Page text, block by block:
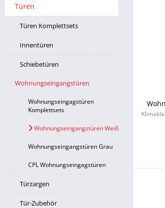
Türen
Türen Komplettsets
Innentüren
Schiebetüren
Wohnungseingangstüren
Wohnungseingagstüren
Komplettsets
Wohnungseingangstüren Weiß
Wohnungseingangstüren Grau
CPL Wohnungseingagstüren
Türzargen
Tür-Zubehör